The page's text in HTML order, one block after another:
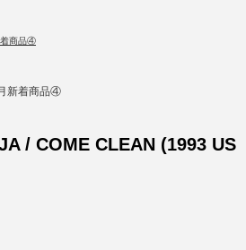
商品④
新着商品④
/ COME CLEAN (1993 US